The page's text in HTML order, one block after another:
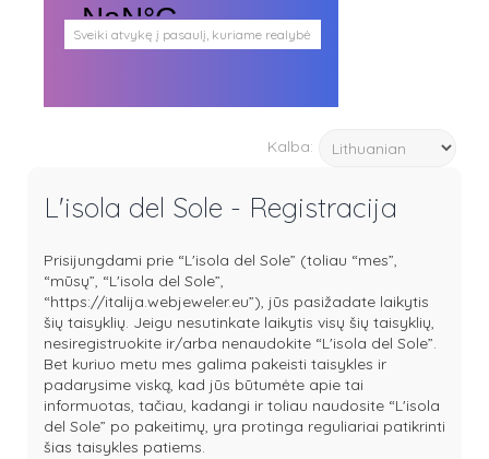
Sveiki atvykę į pasaulį, kuriame realybė
persipina su mistika. Pasaulį, kuris
Ištikimųjų būstinė
Kalba:
L'isola del Sole - Registracija
Prisijungdami prie “L'isola del Sole” (toliau “mes”,
“mūsų”, “L'isola del Sole”,
“https://italija.webjeweler.eu”), jūs pasižadate laikytis
šių taisyklių. Jeigu nesutinkate laikytis visų šių taisyklių,
nesiregistruokite ir/arba nenaudokite “L'isola del Sole”.
Bet kuriuo metu mes galima pakeisti taisykles ir
padarysime viską, kad jūs būtumėte apie tai
informuotas, tačiau, kadangi ir toliau naudosite “L'isola
del Sole” po pakeitimų, yra protinga reguliariai patikrinti
šias taisykles patiems.